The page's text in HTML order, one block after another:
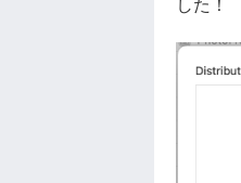
した！